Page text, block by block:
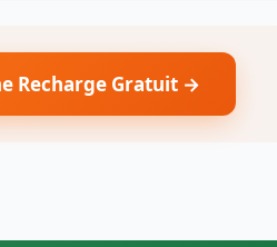
Recharge Gratuit →